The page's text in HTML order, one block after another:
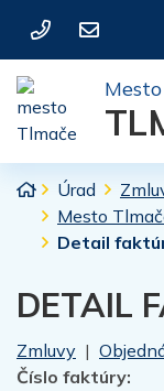
036 / 634
Mesto
Úvodná stránka
Úrad
Mesto
Detail
DETAIL
Zmluvy |
Číslo faktúry: